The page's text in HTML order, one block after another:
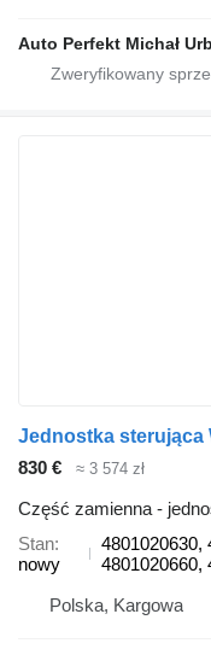
Auto Perfekt Michał
830 € ≈ 3 574 zł
Część zamienna -
Stan
nowy
4801020630,
4801020660,
Polska, Kargowa